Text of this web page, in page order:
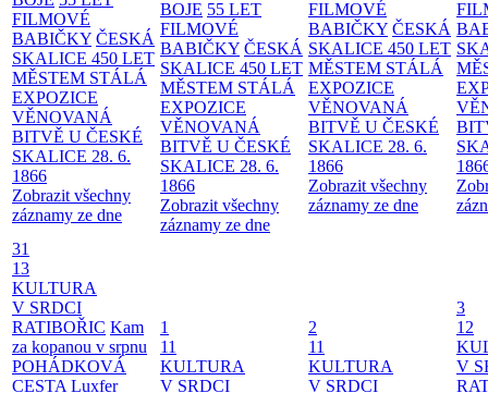
FILMOVÉ
BABIČKY ČESKÁ
SKALICE 450 LET
MĚSTEM STÁLÁ
EXPOZICE
VĚNOVANÁ
BITVĚ U ČESKÉ
SKALICE 28. 6.
1866
Zobrazit všechny
záznamy ze dne
BOJE 55 LET
FILMOVÉ
BABIČKY ČESKÁ
SKALICE 450 LET
MĚSTEM STÁLÁ
EXPOZICE
VĚNOVANÁ
BITVĚ U ČESKÉ
SKALICE 28. 6.
1866
Zobrazit všechny
záznamy ze dne
FILMOVÉ
BABIČKY ČESKÁ
SKALICE 450 LET
MĚSTEM STÁLÁ
EXPOZICE
VĚNOVANÁ
BITVĚ U ČESKÉ
SKALICE 28. 6.
1866
Zobrazit všechny
záznamy ze dne
31
13
KULTURA
V SRDCI
RATIBOŘIC Kam
za kopanou v srpnu
POHÁDKOVÁ
CESTA Luxfer
1
11
KULTURA
V SRDCI
2
11
KULTURA
V SRDCI
3
12
V